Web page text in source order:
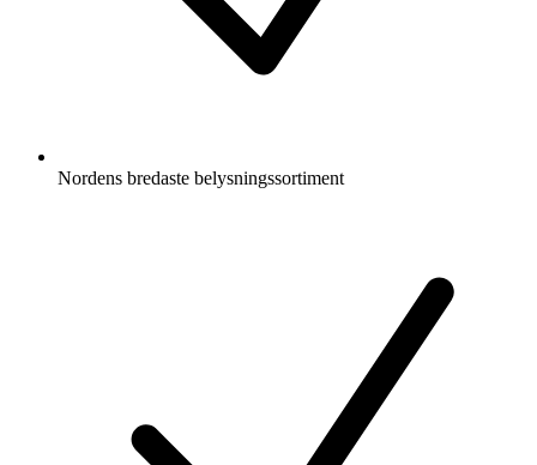
Nordens bredaste belysningssortiment